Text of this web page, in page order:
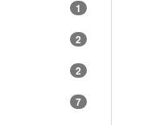
*
*
*
*
1
2
2
7